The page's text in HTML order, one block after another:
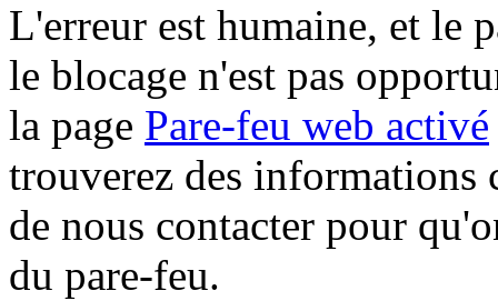
L'erreur est humaine, et le
le blocage n'est pas
la page Pare-feu web activé
trouverez des informations
de nous contacter pour
du pare-feu.